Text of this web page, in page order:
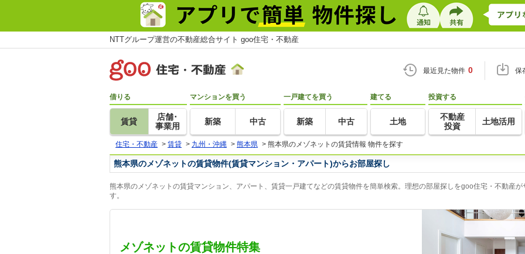
NTTグループ運営の不動産総合サイト goo住宅・不動産
最近見た物件 0 保
借りる
賃貸
店舗･
事業用
マンションを買う
新築 中古
一戸建てを買う
新築 中古
建てる
土地
投資する
不動産
投資
土地活用
住宅・不動産 > 賃貸 > 九州・沖縄 > 熊本県 > 熊本県のメゾネットの賃貸情報 物件を探す
熊本県のメゾネットの賃貸物件(賃貸マンション・アパート)からお部屋探し
熊本県のメゾネットの賃貸マンション、アパート、賃貸一戸建てなどの賃貸物件を簡単検索。理想の部屋探しをgoo住宅・不動産が
す。
メゾネットの賃貸物件特集